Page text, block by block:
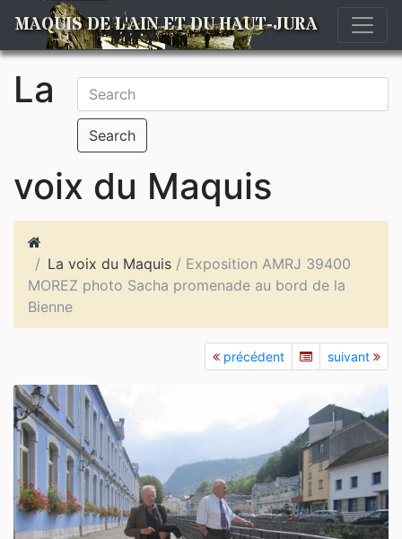
MAQUIS DE L'AIN ET DU HAUT-JURA
Search
La
voix du Maquis
La voix du Maquis / Exposition AMRJ 39400
MOREZ photo Sacha promenade au bord de la
Bienne
précédent suivant